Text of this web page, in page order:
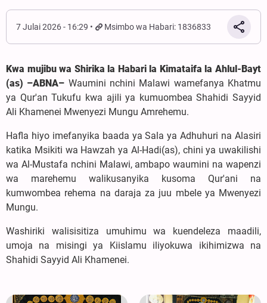
7 Julai 2026 - 16:29 Msimbo wa Habari: 1836833
Kwa mujibu wa Shirika la Habari la Kimataifa la Ahlul-Bayt
(as) –ABNA– Waumini nchini Malawi wamefanya Khatmu
ya Qur'an Tukufu kwa ajili ya kumuombea Shahidi Sayyid
Ali Khamenei Mwenyezi Mungu Amrehemu.
Hafla hiyo imefanyika baada ya Sala ya Adhuhuri na Alasiri
katika Msikiti wa Hawzah ya Al-Hadi(as), chini ya uwakilishi
wa Al-Mustafa nchini Malawi, ambapo waumini na wapenzi
wa marehemu walikusanyika kusoma Qur'ani na
kumwombea rehema na daraja za juu mbele ya Mwenyezi
Mungu.
Washiriki walisisitiza umuhimu wa kuendeleza maadili,
umoja na misingi ya Kiislamu iliyokuwa ikihimizwa na
Shahidi Sayyid Ali Khamenei.